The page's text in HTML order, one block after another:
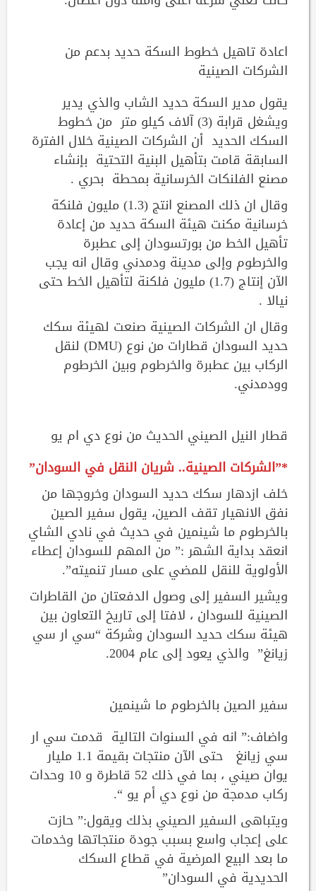
اعادة تاهيل خطوط السكة حديد بدعم من
الشركات الصينية
يقول مدير السكة حديد الشاب والذي يدير
ويشغل قرابة (3) آلاف كيلو متر من خطوط
السكك الحديد أن الشركات الصينية خلال الفترة
السابقة قامت بتأهيل البنية التحتية بإنشاء
مصنع الفلنكات الخرسانية بمحطة بحري .
وقال ان ذلك المصنع انتج (1.3) مليون فلنكة
خرسانية مكنت هيئة السكة حديد من إعادة
تأهيل الخط من بورتسودان إلى عطبرة
والخرطوم وإلى مدينة ودمدني وقال انه يجب
الآن إنتاج (1.7) مليون فلكنة لتأهيل الخط حتى
نيالا .
وقال ان الشركات الصينية صنعت لهيئة سكك
حديد السودان قطارات من نوع (DMU) لنقل
الركاب بين عطبرة والخرطوم وبين الخرطوم
وودمدني.
قطار النيل الصيني الحديث من نوع دي ام يو
*”الشركات الصينية.. شريان النقل في السودان”
خلف ازدهار سكك حديد السودان وخروجها من
نفق الانهيار تقف الصين، يقول سفير الصين
بالخرطوم ما شينمين في حديث في نادي الشاي
انعقد بداية الشهر :” من المهم للسودان إعطاء
الأولوية للنقل للمضي على مسار تنميته”.
ويشير السفير إلى وصول الدفعتان من القاطرات
الصينية للسودان ، لافتا إلى تاريخ التعاون بين
هيئة سكك حديد السودان وشركة “سي ار سي
زيانغ” والذي يعود إلى عام 2004.
سفير الصين بالخرطوم ما شينمين
واضاف:” انه في السنوات التالية قدمت سي ار
سي زيانغ حتى الآن منتجات بقيمة 1.1 مليار
يوان صيني ، بما في ذلك 52 قاطرة و 10 وحدات
ركاب مدمجة من نوع دي أم يو “.
ويتباهى السفير الصيني بذلك ويقول:” حازت
على إعجاب واسع بسبب جودة منتجاتها وخدمات
ما بعد البيع المرضية في قطاع السكك
الحديدية في السودان”